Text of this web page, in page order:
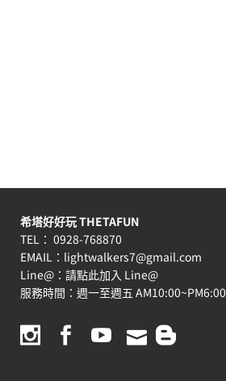
希塔好好玩 THETAFUN
TEL： 0928-768870
EMAIL： lightwalkers7@gmail.com
Line@： 請點此加入 Line@
服務時間：週一至週五 AM10:00~PM6:00